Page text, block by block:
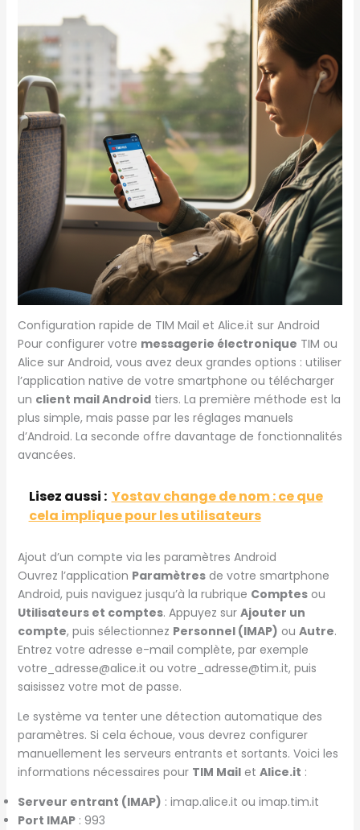
Configuration rapide de TIM Mail et Alice.it sur Android
Pour configurer votre messagerie électronique TIM ou
Alice sur Android, vous avez deux grandes options : utiliser
l’application native de votre smartphone ou télécharger
un client mail Androidtiers. La première méthode est la
plus simple, mais passe par les réglages manuels
d’Android. La seconde offre davantage de fonctionnalités
avancées.
Lisez aussi : Yostav change de nom : ce que
cela implique pour les utilisateurs
Ajout d’un compte via les paramètres Android
Ouvrez l’application Paramètresde votre smartphone
Android, puis naviguez jusqu’à la rubrique Comptesou
Utilisateurs et comptes. Appuyez sur Ajouter un
compte, puis sélectionnez Personnel (IMAP) ou Autre.
Entrez votre adresse e-mail complète, par exemple
votre_adresse@alice.it ou votre_adresse@tim.it, puis
saisissez votre mot de passe.
Le système va tenter une détection automatique des
paramètres. Si cela échoue, vous devrez configurer
manuellement les serveurs entrants et sortants. Voici les
informations nécessaires pour TIM Mailet Alice.it :
Serveur entrant (IMAP) : imap.alice.it ou imap.tim.it
Port IMAP: 993